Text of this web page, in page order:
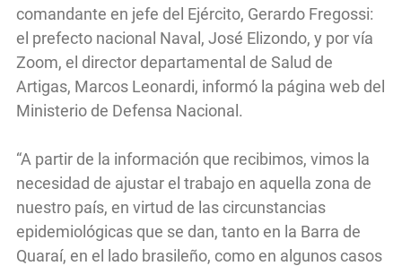
comandante en jefe del Ejército, Gerardo Fregossi:
el prefecto nacional Naval, José Elizondo, y por vía
Zoom, el director departamental de Salud de
Artigas, Marcos Leonardi, informó la página web del
Ministerio de Defensa Nacional.
“A partir de la información que recibimos, vimos la
necesidad de ajustar el trabajo en aquella zona de
nuestro país, en virtud de las circunstancias
epidemiológicas que se dan, tanto en la Barra de
Quaraí, en el lado brasileño, como en algunos casos